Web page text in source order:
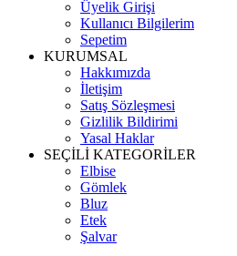
Üyelik Girişi
Kullanıcı Bilgilerim
Sepetim
KURUMSAL
Hakkımızda
İletişim
Satış Sözleşmesi
Gizlilik Bildirimi
Yasal Haklar
SEÇİLİ KATEGORİLER
Elbise
Gömlek
Bluz
Etek
Şalvar